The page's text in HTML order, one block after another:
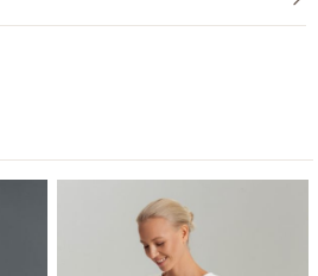
of the carousel is